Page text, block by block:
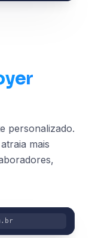
personalizado.
mais